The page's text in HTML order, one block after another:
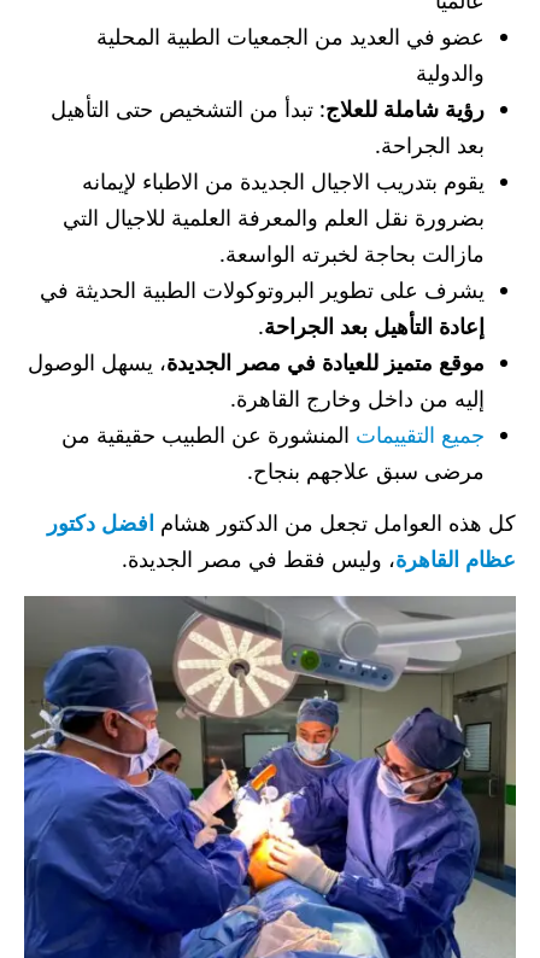
عضو في العديد من الجمعيات الطبية المحلية
والدولية
رؤية شاملة للعلاج: تبدأ من التشخيص حتى التأهيل
بعد الجراحة.
يقوم بتدريب الاجيال الجديدة من الاطباء لإيمانه
بضرورة نقل العلم والمعرفة العلمية للاجيال التي
مازالت بحاجة لخبرته الواسعة.
يشرف على تطوير البروتوكولات الطبية الحديثة في
إعادة التأهيل بعد الجراحة.
موقع متميز للعيادة في مصر الجديدة، يسهل الوصول
إليه من داخل وخارج القاهرة.
جميع التقييمات المنشورة عن الطبيب حقيقية من
مرضى سبق علاجهم بنجاح.
كل هذه العوامل تجعل من الدكتور هشام افضل دكتور
عظام القاهرة، وليس فقط في مصر الجديدة.